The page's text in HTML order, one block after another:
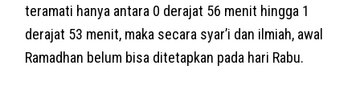
teramati hanya antara 0 derajat 56 menit hingga 1
derajat 53 menit, maka secara syar’i dan ilmiah, awal
Ramadhan belum bisa ditetapkan pada hari Rabu.